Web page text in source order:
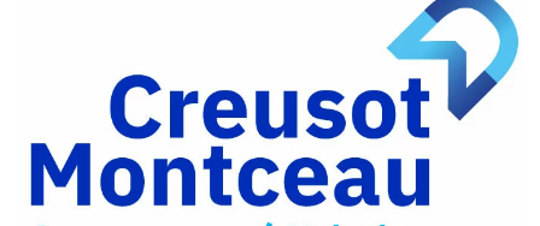
Facebook
Partager
Twitter
Partager
par
e-